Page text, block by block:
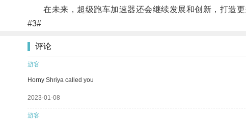
在未来，超级跑车加速器还会继续发展和创新，打造更
#3#
评论
游客
Horny Shriya called you
2023-01-08
游客